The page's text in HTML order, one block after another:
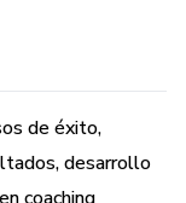
nuevos clientes
este
de éxito,
desarrollo